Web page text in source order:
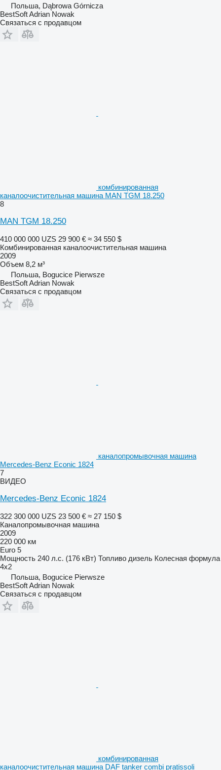
Польша, Dąbrowa Górnicza
BestSoft Adrian Nowak
Связаться с продавцом
комбинированная
каналоочистительная машина MAN TGM 18.250
8
MAN TGM 18.250
410 000 000 UZS 29 900 € ≈ 34 550 $
Комбинированная каналоочистительная машина
2009
Объем 8,2 м³
Польша, Bogucice Pierwsze
BestSoft Adrian Nowak
Связаться с продавцом
каналопромывочная машина
Mercedes-Benz Econic 1824
7
ВИДЕО
Mercedes-Benz Econic 1824
322 300 000 UZS 23 500 € ≈ 27 150 $
Каналопромывочная машина
2009
220 000 км
Euro 5
Мощность 240 л.с. (176 кВт) Топливо дизель Колесная формула
4x2
Польша, Bogucice Pierwsze
BestSoft Adrian Nowak
Связаться с продавцом
комбинированная
каналоочистительная машина DAF tanker combi pratissoli